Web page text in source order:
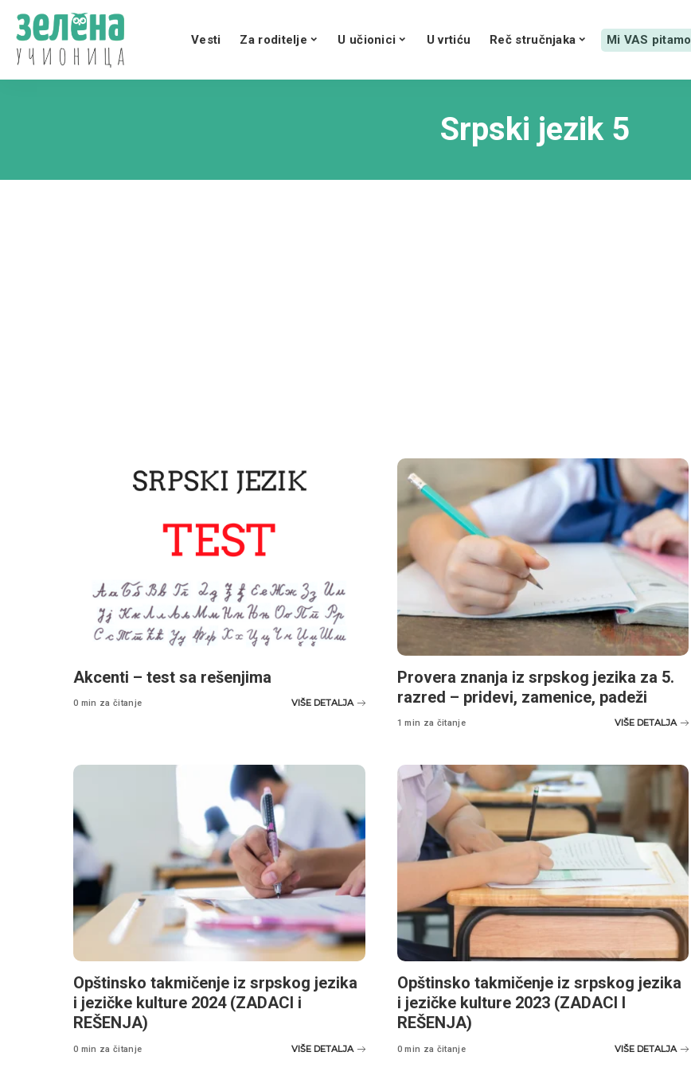
Vesti Za roditelje U učionici U vrtiću Reč stručnjaka Mi VAS pitamo
Srpski jezik 5
Akcenti – test sa rešenjima
0 min za čitanje VIŠE DETALJA
Provera znanja iz srpskog jezika za 5.
razred – pridevi, zamenice, padeži
1 min za čitanje VIŠE DETALJA
Opštinsko takmičenje iz srpskog jezika
i jezičke kulture 2024 (ZADACI i
REŠENJA)
0 min za čitanje VIŠE DETALJA
Opštinsko takmičenje iz srpskog jezika
i jezičke kulture 2023 (ZADACI I
REŠENJA)
0 min za čitanje VIŠE DETALJA